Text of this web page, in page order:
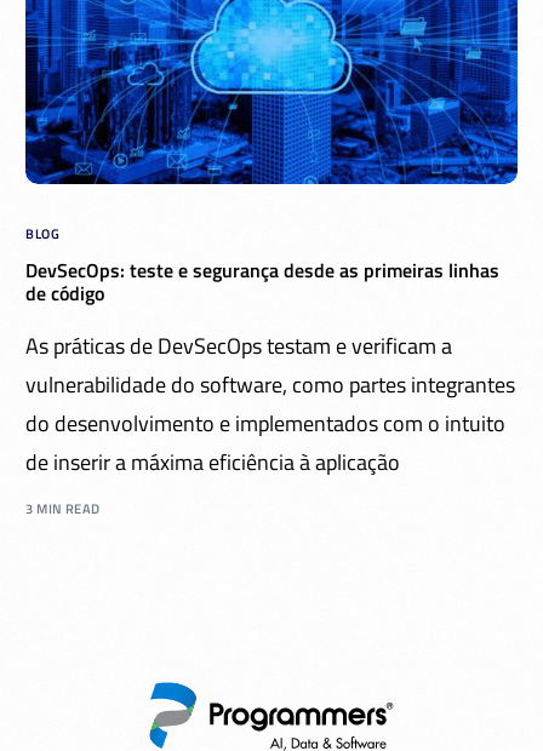
BLOG
DevSecOps: teste e segurança desde as primeiras linhas
de código
As práticas de DevSecOps testam e verificam a
vulnerabilidade do software, como partes integrantes
do desenvolvimento e implementados com o intuito
de inserir a máxima eficiência à aplicação
3 MIN READ